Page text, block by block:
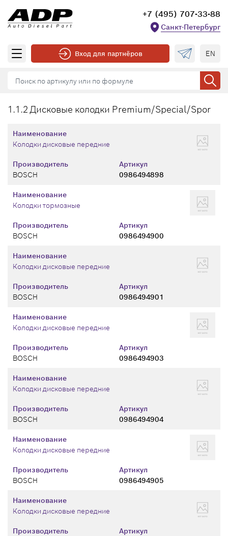
+7 (495) 707-33-88
Санкт-Петербург
Вход для партнёров EN
1.1.2 Дисковые колодки Premium/Special/Spor
Производитель
BOSCH
Артикул
0986494898
Наименование
Колодки дисковые передние
Производитель
BOSCH
Артикул
0986494900
Наименование
Колодки тормозные
Производитель
BOSCH
Артикул
0986494901
Наименование
Колодки дисковые передние
Производитель
BOSCH
Артикул
0986494903
Наименование
Колодки дисковые передние
Производитель
BOSCH
Артикул
0986494904
Наименование
Колодки дисковые передние
Производитель
BOSCH
Артикул
0986494905
Наименование
Колодки дисковые передние
Производитель
Артикул
Наименование
Колодки дисковые передние